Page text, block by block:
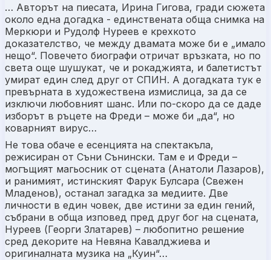
… Авторът на пиесата, Ирина Гигова, гради сюжета
около една догадка - единствената обща снимка на
Меркюри и Рудолф Нуреев е крехкото
доказателство, че между двамата може би е „имало
нещо“. Повечето биографи отричат връзката, но по
света още шушукат, че и рокаджията, и балетистът
умират един след друг от СПИН. А догадката тук е
превърната в художествена измислица, за да се
изключи любовният шанс. Или по-скоро да се даде
изборът в ръцете на Фреди – може би „да“, но
коварният вирус…
Не това обаче е есенцията на спектакъла,
режисиран от Съни Сънински. Там е и Фреди –
могъщият магьосник от сцената (Анатоли Лазаров),
и ранимият, истинският Фарук Булсара (Свежен
Младенов), останал загадка за медиите. Две
личности в един човек, две истини за един гений,
събрани в обща изповед пред друг бог на сцената,
Нуреев (Георги Златарев) – любопитно решение
сред декорите на Невяна Кавалджиева и
оригиналната музика на „Куин“…